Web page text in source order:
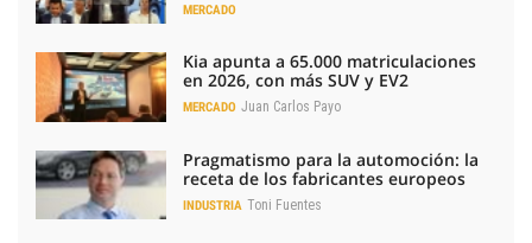
MERCADO
Kia apunta a 65.000 matriculaciones
en 2026, con más SUV y EV2
MERCADO Juan Carlos Payo
Pragmatismo para la automoción: la
receta de los fabricantes europeos
INDUSTRIA Toni Fuentes